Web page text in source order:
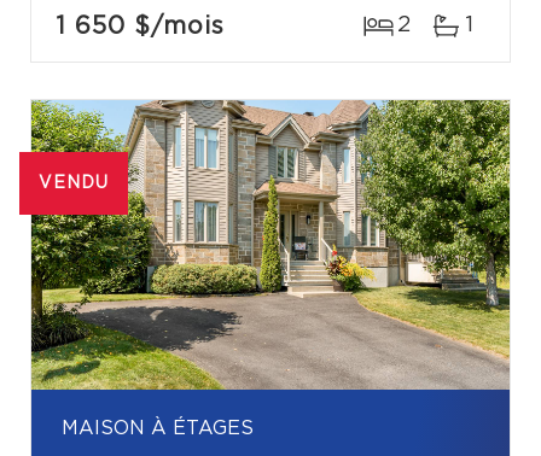
1 650 $/mois 2 1
VENDU
MAISON À ÉTAGES